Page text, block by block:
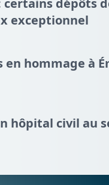
certains dépôts
exceptionnel
en hommage à
hôpital civil au